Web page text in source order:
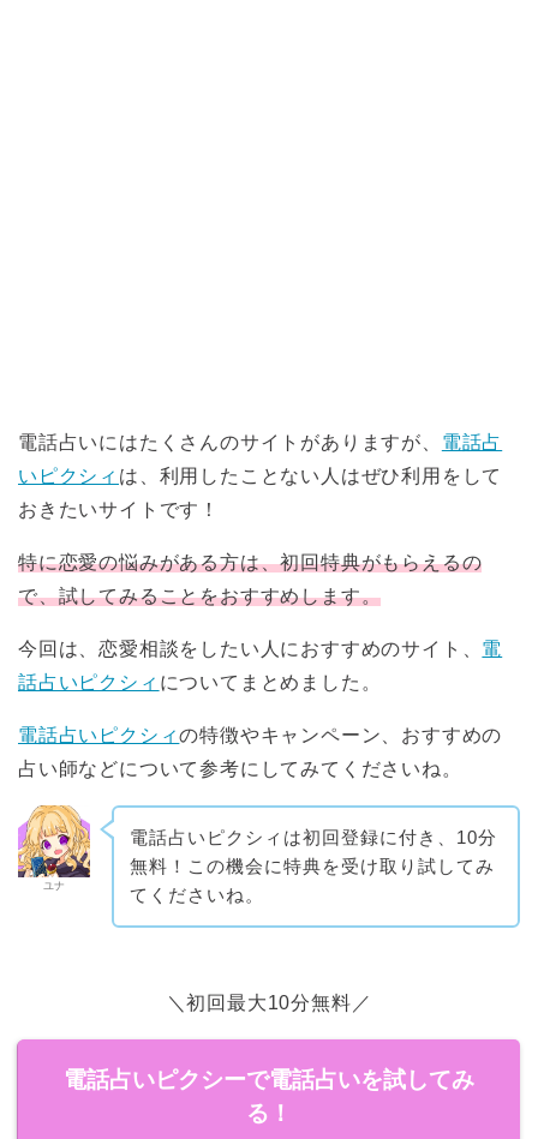
電話占いにはたくさんのサイトがありますが、 電話占
いピクシィ は、利用したことない人はぜひ利用をして
おきたいサイトです！
特に恋愛の悩みがある方は、初回特典がもらえるの
で、試してみることをおすすめします。
今回は、恋愛相談をしたい人におすすめのサイト、 電
話占いピクシィ についてまとめました。
電話占いピクシィの特徴やキャンペーン、おすすめの
占い師などについて参考にしてみてくださいね。
ユナ
電話占いピクシィは初回登録に付き、10分
無料！この機会に特典を受け取り試してみ
てくださいね。
＼初回最大10分無料／
電話占いピクシーで電話占いを試してみ
る！